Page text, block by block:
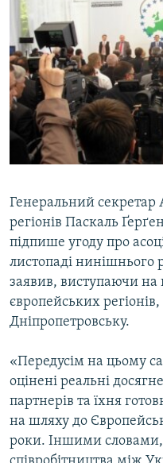
ВСЕ ЗА ДЕНЬ
СПЕЦПРОЕКТИ
ДЕПОРТАЦІЯ
ВІДЕОУРОКИ «ELIFBE»
СВІДЧЕННЯ ОКУПАЦІЇ
УКРАЇНСЬКА ПРОБЛЕМА
ЯК ОБІЙТИ
Русский
Qırımtatar
Усі сайти RFE/RL
Генеральний секретар
регіонів Паскаль
підпише угоду про
листопаді нинішнього
заявив, виступаючи на
європейських
Дніпропетровську.
«Передусім на цьому
оцінені реальні
партнерів та їхня
на шляху до
роки. Іншими словами,